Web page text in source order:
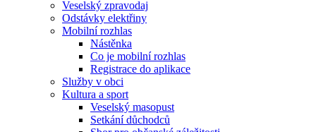
Veselský zpravodaj
Odstávky elektřiny
Mobilní rozhlas
Nástěnka
Co je mobilní rozhlas
Registrace do aplikace
Služby v obci
Kultura a sport
Veselský masopust
Setkání důchodců